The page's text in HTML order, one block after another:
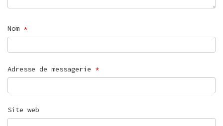
Nom *
Adresse de messagerie *
Site web